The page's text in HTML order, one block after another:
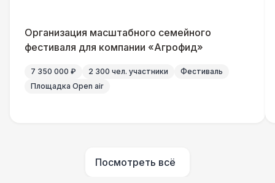
Организация масштабного семейного
фестиваля для компании «Агрофид»
7 350 000 ₽ 2 300 чел. участники
Фестиваль
Площадка Open air
Посмотреть всё